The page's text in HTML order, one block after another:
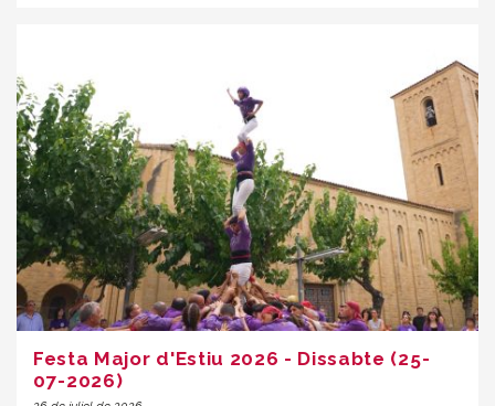
Festa Major d'Estiu 2026 - Dissabte (25-
07-2026)